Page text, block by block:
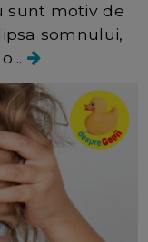
sunt motiv de
somnului,